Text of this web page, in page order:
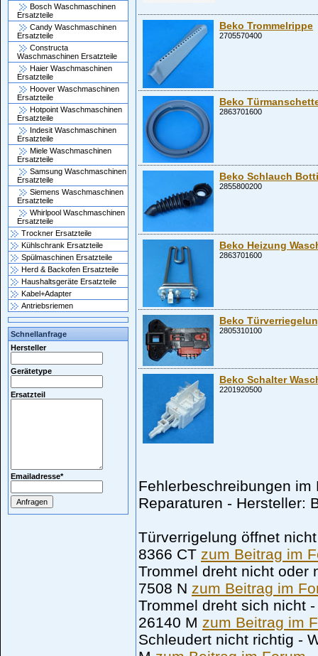
Bosch Waschmaschinen
Ersatzteile
Candy Waschmaschinen
Ersatzteile
Constructa
Waschmaschinen Ersatzteile
Haier Waschmaschinen
Ersatzteile
Hoover Waschmaschinen
Ersatzteile
Hotpoint Waschmaschinen
Ersatzteile
Indesit Waschmaschinen
Ersatzteile
Miele Waschmaschinen
Ersatzteile
Samsung Waschmaschinen
Ersatzteile
Siemens Waschmaschinen
Ersatzteile
Whirlpool Waschmaschinen
Ersatzteile
Trockner Ersatzteile
Kühlschrank Ersatzteile
Spülmaschinen Ersatzteile
Herd & Backofen Ersatzteile
Haushaltsgeräte Ersatzteile
Kabel+Adapter
Antriebsriemen
Schnellanfrage
Hersteller
Gerätetype
Ersatzteil
Emailadresse*
Beko Trommelrippe
2705570400
Beko
2863701600
Beko Schlauch
2855800200
Beko Heizung
2863701600
Beko
2805310100
Beko Schalter
2201920500
Fehlerbeschreibungen
Reparaturen - Hersteller:
Türverrigelung öffnet
8366 CT zum Beitrag im
Trommel dreht nicht oder
7508 N zum Beitrag im
Trommel dreht sich nicht
26140 M zum Beitrag im
Schleudert nicht richtig -